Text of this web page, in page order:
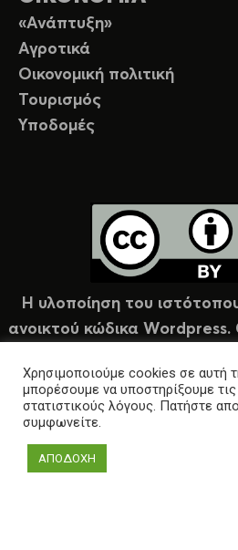
«Ανάπτυξη»
Αγροτικά
Οικονομική πολιτική
Τουρισμός
Υποδομές
Η υλοποίηση του ιστότοπου
ανοικτού κώδικα
Χρησιμοποιούμε cookies σε αυτή
μπορέσουμε να υποστηρίξουμε τις
στατιστικούς λόγους. Πατήστε
συμφωνείτε.
ΑΠΟΔΟΧΗ